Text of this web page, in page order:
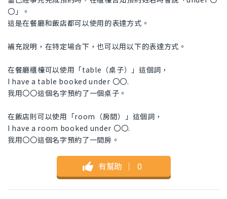
〇」。
這是在餐廳和飯店都可以使用的表達方式。
補充說明，在特定場合下，也可以用以下的表達方式。
在餐廳櫃檯可以使用「table（桌子）」這個詞，
I have a table booked under 〇〇.
我用〇〇這個名字預約了一個桌子。
在飯店則可以使用「room（房間）」這個詞，
I have a room booked under 〇〇.
我用〇〇這個名字預約了一間房。
有幫助 ｜ 0